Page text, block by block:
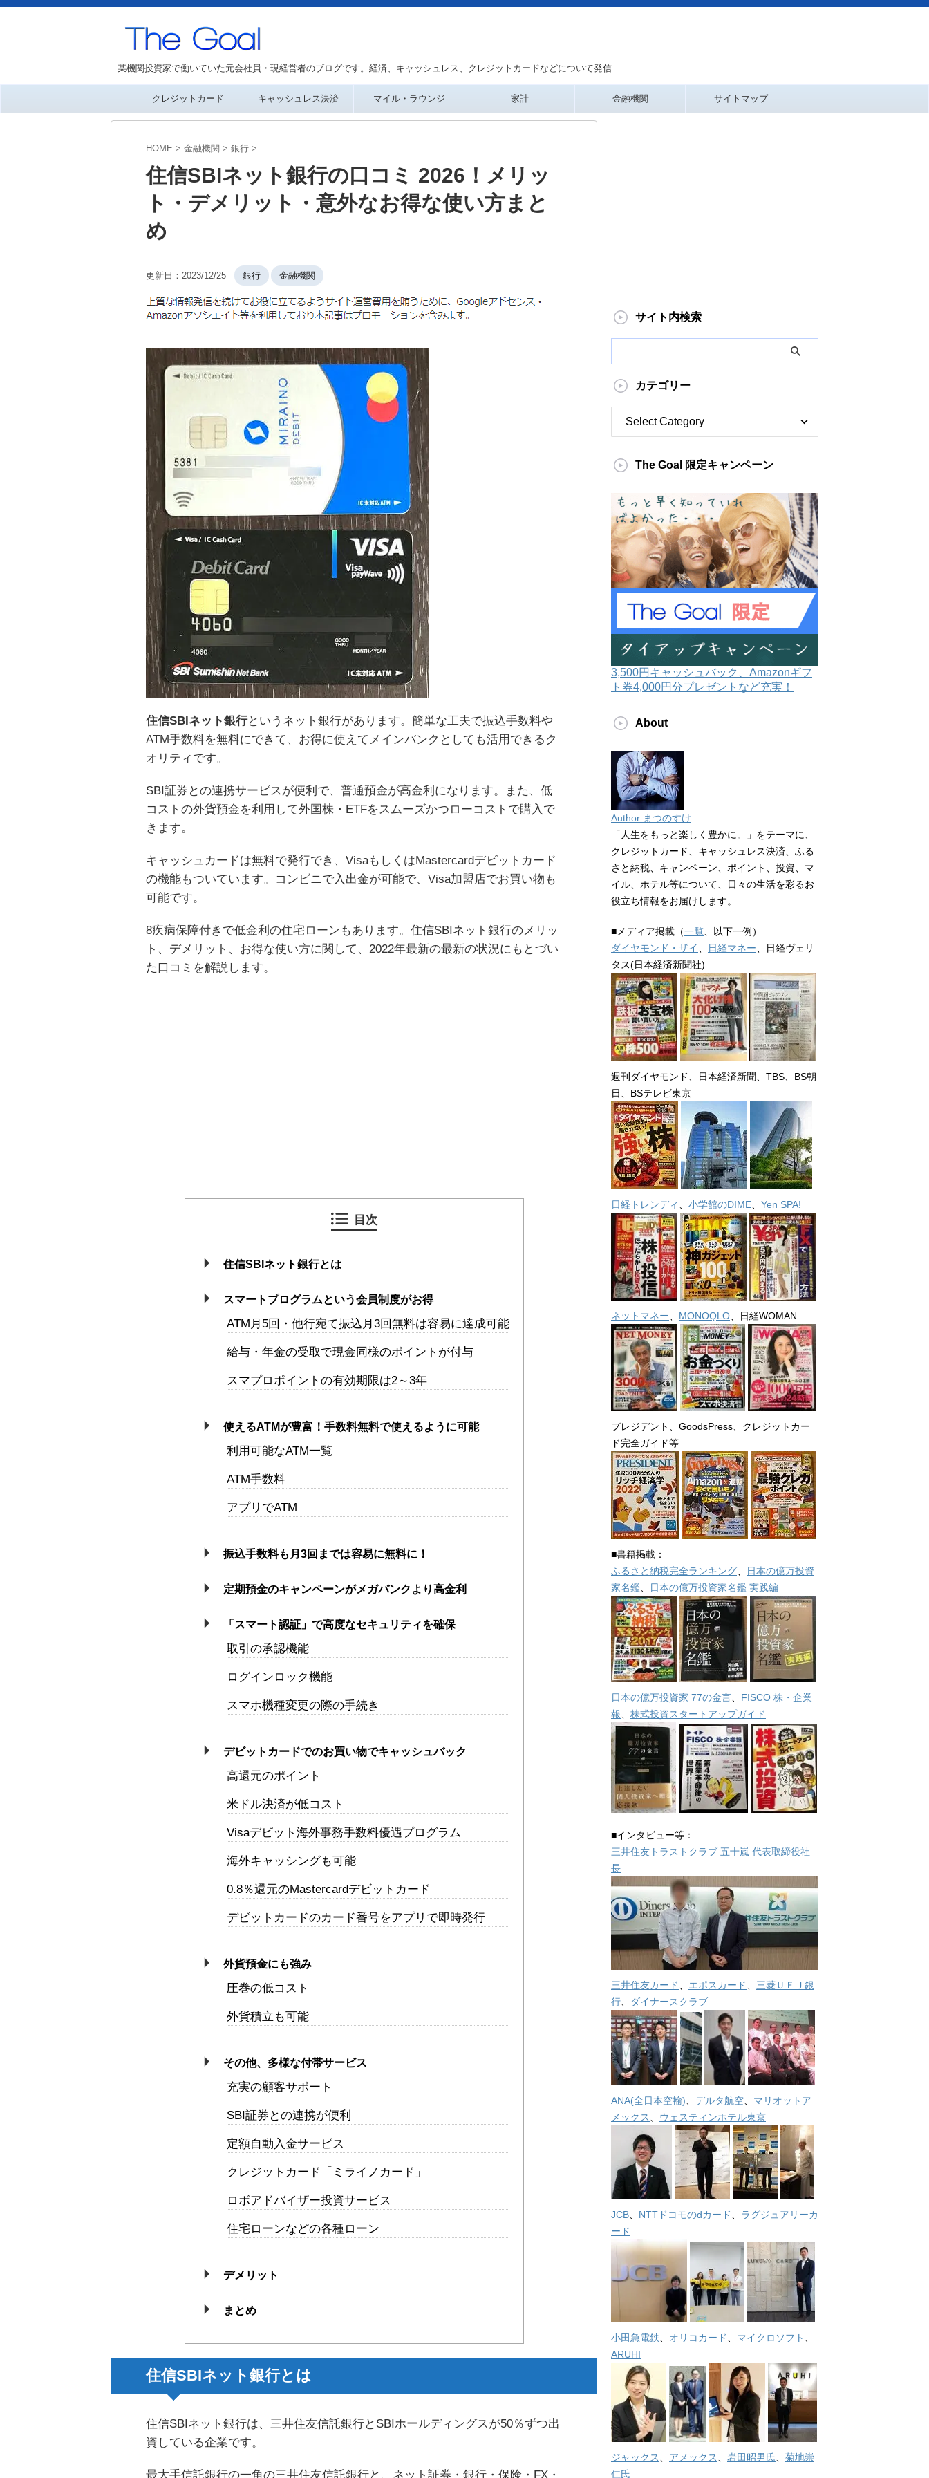
某機関投資家で働いていた元会社員・現経営者のブログです。経済、キャッシュレス、クレジットカードなどについて発信
クレジットカード キャッシュレス決済 マイル・ラウンジ 家計 金融機関 サイトマップ
HOME > 金融機関 > 銀行 >
住信SBIネット銀行の口コミ 2026！メリッ
ト・デメリット・意外なお得な使い方まと
め
更新日： 2023/12/25 銀行 金融機関
住信SBIネット銀行というネット銀行があります。簡単な工夫で振込手数料や
ATM手数料を無料にできて、お得に使えてメインバンクとしても活用できるク
オリティです。
SBI証券との連携サービスが便利で、普通預金が高金利になります。また、低
コストの外貨預金を利用して外国株・ETFをスムーズかつローコストで購入で
きます。
キャッシュカードは無料で発行でき、VisaもしくはMastercardデビットカード
の機能もついています。コンビニで入出金が可能で、Visa加盟店でお買い物も
可能です。
8疾病保障付きで低金利の住宅ローンもあります。住信SBIネット銀行のメリッ
ト、デメリット、お得な使い方に関して、2022年最新の最新の状況にもとづい
た口コミを解説します。
目次
住信SBIネット銀行とは
スマートプログラムという会員制度がお得
ATM月5回・他行宛て振込月3回無料は容易に達成可能
給与・年金の受取で現金同様のポイントが付与
スマプロポイントの有効期限は2～3年
使えるATMが豊富！手数料無料で使えるように可能
利用可能なATM一覧
ATM手数料
アプリでATM
振込手数料も月3回までは容易に無料に！
定期預金のキャンペーンがメガバンクより高金利
「スマート認証」で高度なセキュリティを確保
取引の承認機能
ログインロック機能
スマホ機種変更の際の手続き
デビットカードでのお買い物でキャッシュバック
高還元のポイント
米ドル決済が低コスト
Visaデビット海外事務手数料優遇プログラム
海外キャッシングも可能
0.8％還元のMastercardデビットカード
デビットカードのカード番号をアプリで即時発行
外貨預金にも強み
圧巻の低コスト
外貨積立も可能
その他、多様な付帯サービス
充実の顧客サポート
SBI証券との連携が便利
定額自動入金サービス
クレジットカード「ミライノカード」
ロボアドバイザー投資サービス
住宅ローンなどの各種ローン
デメリット
まとめ
住信SBIネット銀行とは
住信SBIネット銀行は、三井住友信託銀行とSBIホールディングスが50％ずつ出
資している企業です。
最大手信託銀行の一角の三井住友信託銀行と、ネット証券・銀行・保険・FX・
サイト内検索
カテゴリー
The Goal 限定キャンペーン
3,500円キャッシュバック、Amazonギフ
ト券4,000円分プレゼントなど充実！
About
Author:まつのすけ
「人生をもっと楽しく豊かに。」をテーマに、
クレジットカード、キャッシュレス決済、ふる
さと納税、キャンペーン、ポイント、投資、マ
イル、ホテル等について、日々の生活を彩るお
役立ち情報をお届けします。
■メディア掲載（一覧 、以下一例）
ダイヤモンド・ザイ
日経マネー 、日経ヴェリ
タス(日本経済新聞社)
週刊ダイヤモンド、日本経済新聞、TBS、BS朝
日、BSテレビ東京
日経トレンディ 小学館のDIME Yen SPA!
ネットマネー MONOQLO 、日経WOMAN
プレジデント、GoodsPress、クレジットカー
ド完全ガイド等
■書籍掲載：
ふるさと納税完全ランキング、
日本の億万投資
家名鑑、 日本の億万投資家名鑑 実践編
日本の億万投資家 77の金言、 FISCO 株・企業
報、 株式投資スタートアップガイド
■インタビュー等：
三井住友トラストクラブ 五十嵐 代表取締役社
長
三井住友カード エポスカード
三菱ＵＦＪ銀
行
ダイナースクラブ
ANA(全日本空輸) デルタ航空
マリオットア
メックス
ウェスティンホテル東京
JCB NTTドコモのdカード
ラグジュアリーカ
ード
小田急電鉄 オリコカード マイクロソフト
ARUHI
ジャックス アメックス 岩田昭男氏
菊地崇
仁氏